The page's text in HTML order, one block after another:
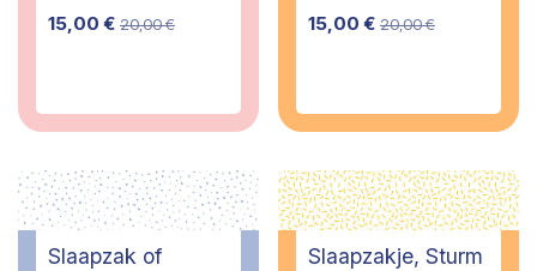
maanden
15,00 € 20,00€
maanden
15,00 € 20,00€
Slaapzak of
Slaapzakje, Sturm